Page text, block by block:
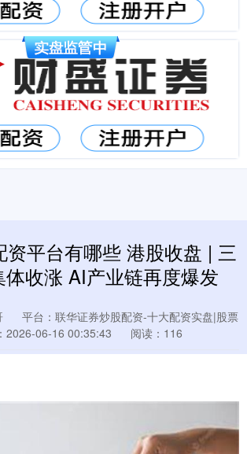
资平台有哪些 港股收盘 | 三
体收涨 AI产业链再度爆发
平台：联华证券炒股配资-十大配资实盘|股票
2026-06-16 00:35:43 阅读：116